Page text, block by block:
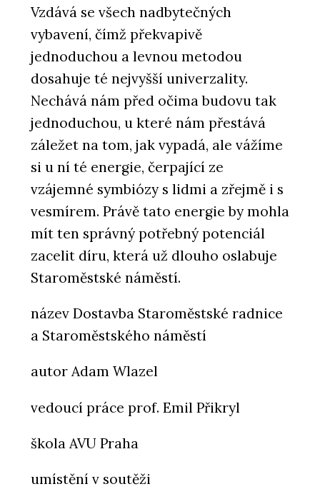
Vzdává se všech nadbytečných
vybavení, čímž překvapivě
jednoduchou a levnou metodou
dosahuje té nejvyšší univerzality.
Nechává nám před očima budovu tak
jednoduchou, u které nám přestává
záležet na tom, jak vypadá, ale vážíme
si u ní té energie, čerpající ze
vzájemné symbiózy s lidmi a zřejmě i s
vesmírem. Právě tato energie by mohla
mít ten správný potřebný potenciál
zacelit díru, která už dlouho oslabuje
Staroměstské náměstí.
název Dostavba Staroměstské radnice
a Staroměstského náměstí
autor Adam Wlazel
vedoucí práce prof. Emil Přikryl
škola AVU Praha
umístění v soutěži